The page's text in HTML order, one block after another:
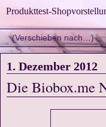
Produkttest-
1. Dezember 2012
Die Biobox.me